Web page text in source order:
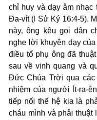
chỉ huy và dạy âm nhạc
Đa-vít (I Sử Ký 16:4-5).
này, ông kêu gọi dân
nghe lời khuyên dạy
điều tổ phụ ông đã
sau về vinh quang và
Đức Chúa Trời qua các
nhiệm của người Ít-ra-
tiếp nối thế hệ kia là
cháu mình và phải thuật